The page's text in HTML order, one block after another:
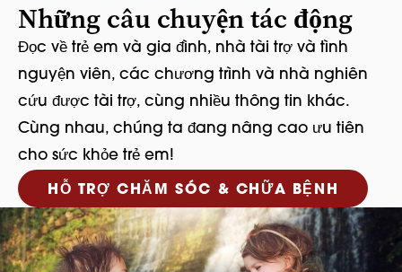
Những câu chuyện tác động
Đọc về trẻ em và gia đình, nhà tài trợ và tình
nguyện viên, các chương trình và nhà nghiên
cứu được tài trợ, cùng nhiều thông tin khác.
Cùng nhau, chúng ta đang nâng cao ưu tiên
cho sức khỏe trẻ em!
HỖ TRỢ CHĂM SÓC & CHỮA BỆNH